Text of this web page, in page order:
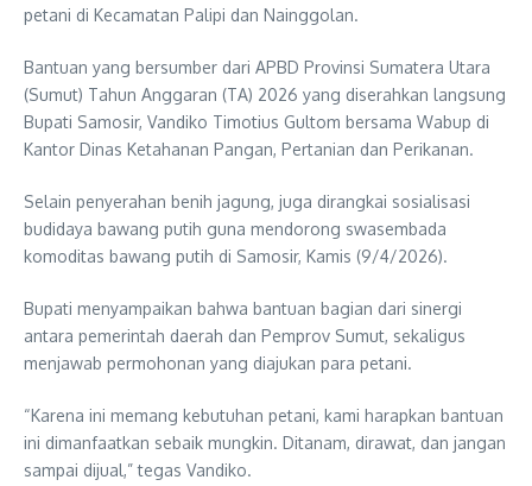
petani di Kecamatan Palipi dan Nainggolan.
Bantuan yang bersumber dari APBD Provinsi Sumatera Utara
(Sumut) Tahun Anggaran (TA) 2026 yang diserahkan langsung
Bupati Samosir, Vandiko Timotius Gultom bersama Wabup di
Kantor Dinas Ketahanan Pangan, Pertanian dan Perikanan.
Selain penyerahan benih jagung, juga dirangkai sosialisasi
budidaya bawang putih guna mendorong swasembada
komoditas bawang putih di Samosir, Kamis (9/4/2026).
Bupati menyampaikan bahwa bantuan bagian dari sinergi
antara pemerintah daerah dan Pemprov Sumut, sekaligus
menjawab permohonan yang diajukan para petani.
“Karena ini memang kebutuhan petani, kami harapkan bantuan
ini dimanfaatkan sebaik mungkin. Ditanam, dirawat, dan jangan
sampai dijual,” tegas Vandiko.